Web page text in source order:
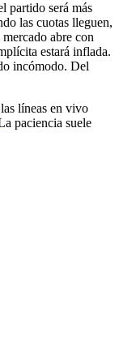
partido será más
las cuotas lleguen,
abre con
estará inflada.
incómodo. Del
líneas en vivo
paciencia suele